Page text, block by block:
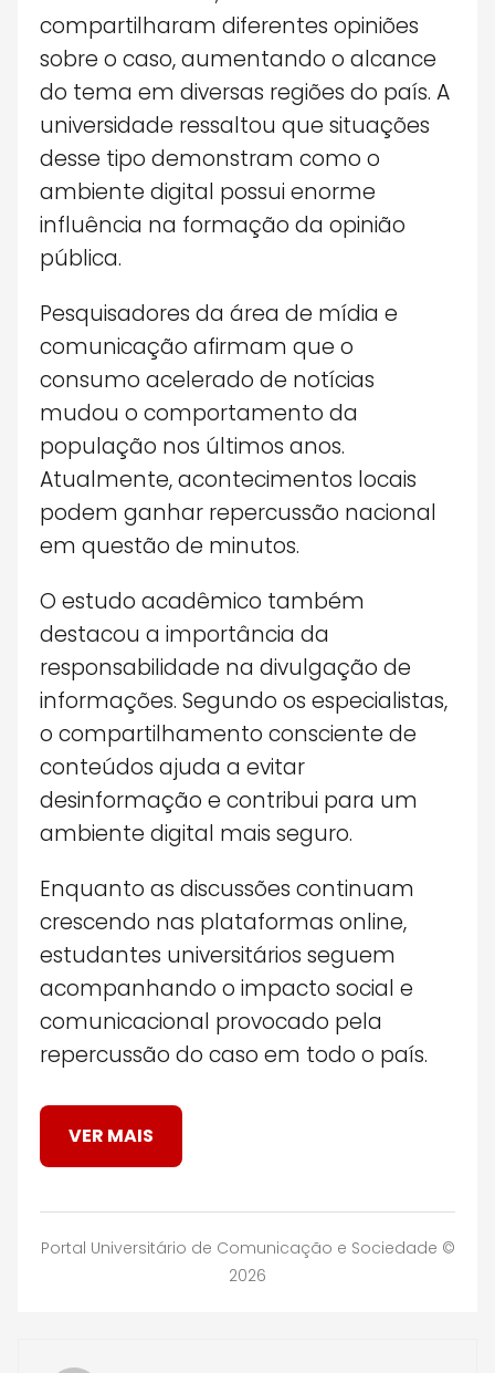
compartilharam diferentes opiniões
sobre o caso, aumentando o alcance
do tema em diversas regiões do país. A
universidade ressaltou que situações
desse tipo demonstram como o
ambiente digital possui enorme
influência na formação da opinião
pública.
Pesquisadores da área de mídia e
comunicação afirmam que o
consumo acelerado de notícias
mudou o comportamento da
população nos últimos anos.
Atualmente, acontecimentos locais
podem ganhar repercussão nacional
em questão de minutos.
O estudo acadêmico também
destacou a importância da
responsabilidade na divulgação de
informações. Segundo os especialistas,
o compartilhamento consciente de
conteúdos ajuda a evitar
desinformação e contribui para um
ambiente digital mais seguro.
Enquanto as discussões continuam
crescendo nas plataformas online,
estudantes universitários seguem
acompanhando o impacto social e
comunicacional provocado pela
repercussão do caso em todo o país.
VER MAIS
Portal Universitário de Comunicação e Sociedade ©
2026